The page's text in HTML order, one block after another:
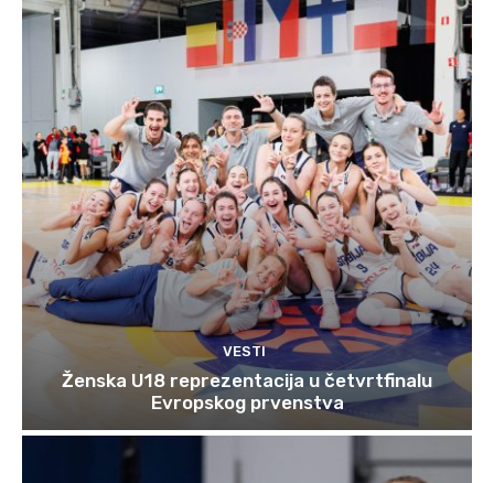
VESTI
Ženska U18 reprezentacija u četvrtfinalu
Evropskog prvenstva